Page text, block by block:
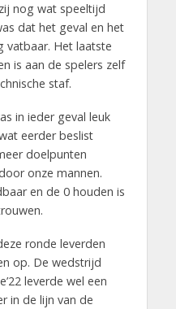
nog wat speeltijd
dat het geval en het
vatbaar. Het laatste
is aan de spelers zelf
staf.
in ieder geval leuk
eerder beslist
doelpunten
onze mannen.
en de 0 houden is
ronde leverden
op. De wedstrijd
leverde wel een
in de lijn van de